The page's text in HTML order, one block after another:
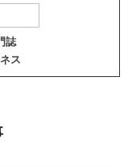
誌
ス